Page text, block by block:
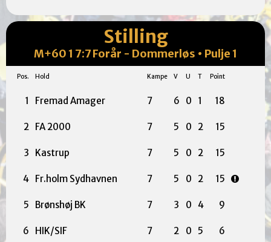
Stilling
M+60 1 7:7 Forår - Dommerløs • Pulje 1
Pos. Hold Kampe V U T Point
1 Fremad Amager 7 6 0 1 18
2 FA 2000 7 5 0 2 15
3 Kastrup 7 5 0 2 15
4 Fr.holm Sydhavnen 7 5 0 2 15
5 Brønshøj BK 7 3 0 4 9
6 HIK/SIF 7 2 0 5 6